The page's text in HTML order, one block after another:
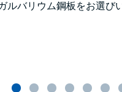
ルバリウム鋼板をお選び